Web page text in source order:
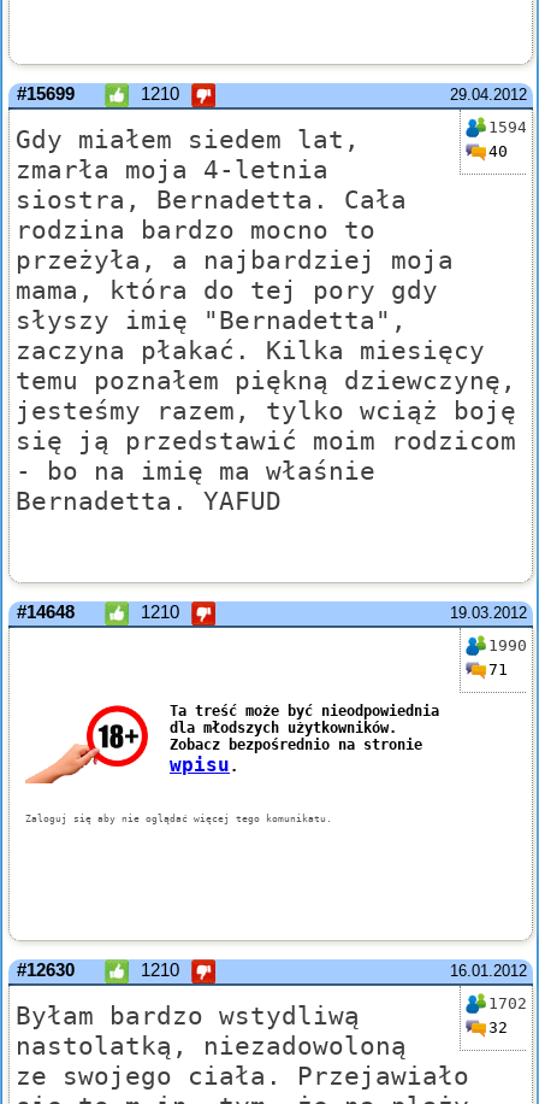
29.04.2012
#15699 1210
1594
40
Gdy miałem siedem lat,
zmarła moja 4-letnia
siostra, Bernadetta. Cała
rodzina bardzo mocno to
przeżyła, a najbardziej moja
mama, która do tej pory gdy
słyszy imię "Bernadetta",
zaczyna płakać. Kilka miesięcy
temu poznałem piękną dziewczynę,
jesteśmy razem, tylko wciąż boję
się ją przedstawić moim rodzicom
- bo na imię ma właśnie
Bernadetta. YAFUD
19.03.2012
#14648 1210
1990
71
16.01.2012
#12630 1210
1702
32
Byłam bardzo wstydliwą
nastolatką, niezadowoloną
ze swojego ciała. Przejawiało